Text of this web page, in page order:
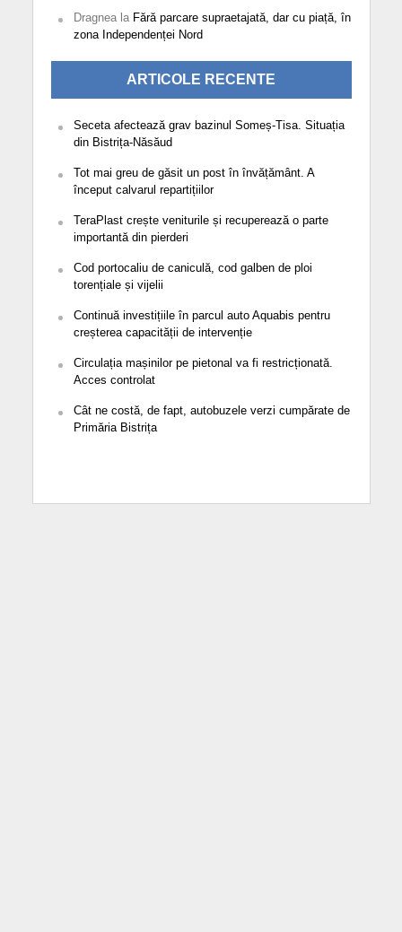
Dragneala Fără parcare supraetajată, dar cu piață, în
zona Independenței Nord
ARTICOLE RECENTE
Seceta afectează grav bazinul Someș-Tisa. Situația
din Bistrița-Năsăud
Tot mai greu de găsit un post în învățământ. A
început calvarul repartițiilor
TeraPlast crește veniturile și recuperează o parte
importantă din pierderi
Cod portocaliu de caniculă, cod galben de ploi
torențiale și vijelii
Continuă investițiile în parcul auto Aquabis pentru
creșterea capacității de intervenție
Circulația mașinilor pe pietonal va fi restricționată.
Acces controlat
Cât ne costă, de fapt, autobuzele verzi cumpărate de
Primăria Bistrița